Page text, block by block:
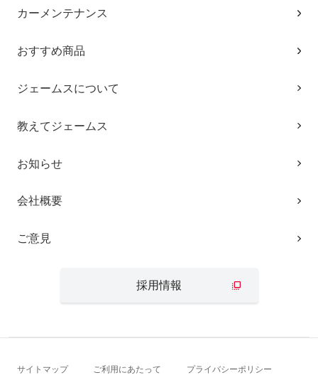
カーメンテナンス
おすすめ商品
ジェームスについて
教えてジェームス
お知らせ
会社概要
ご意見
採用情報
サイトマップ ご利用にあたって プライバシーポリシー